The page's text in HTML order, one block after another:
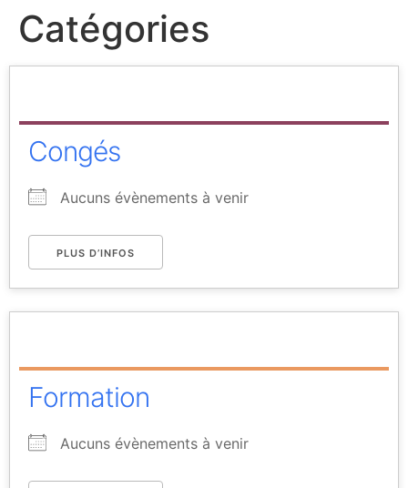
Catégories
Congés
Aucuns évènements à venir
PLUS D’INFOS
Formation
Aucuns évènements à venir